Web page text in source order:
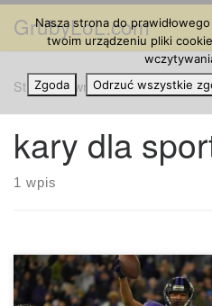
Przejdź do treści
GrubyLoL.com
Strona główna » kary dla
kary dla
1 wpis
Nasza strona do
twoim urządzeniu pliki
Zgoda
Odrzuć wszystkie